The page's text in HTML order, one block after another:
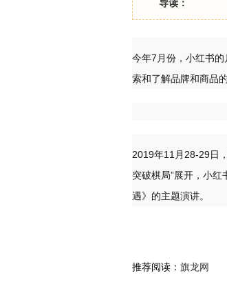
导读：
今年7月份，小红书
索和了解品牌和商品
2019年11月28-29日
突破棋局”展开，小
遇》的主题演讲。
推荐阅读： 旗龙网